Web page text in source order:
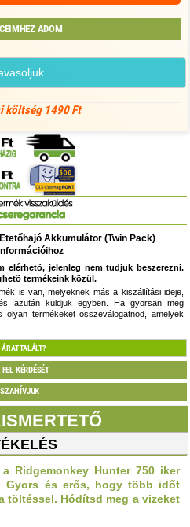
ADOM
költség 1490 Ft
Akkumulátor (Twin Pack)
elérhetõ, jelenleg nem tudjuk beszerezni.
termékeink közül.
is van, melyeknek más a kiszállítási ideje,
azután küldjük egyben. Ha gyorsan meg
termékeket összeválogatnod, amelyek
TALÁLT?
FEL KÉRDÉSÉT
Ridgemonkey Hunter 750 iker
Gyors és erős, hogy több időt
töltéssel. Hódítsd meg a vizeket